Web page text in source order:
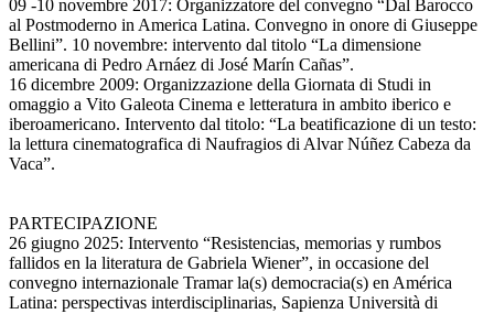
09 -10 novembre 2017: Organizzatore del convegno “Dal Barocco
al Postmoderno in America Latina. Convegno in onore di Giuseppe
Bellini”. 10 novembre: intervento dal titolo “La dimensione
americana di Pedro Arnáez di José Marín Cañas”.
16 dicembre 2009: Organizzazione della Giornata di Studi in
omaggio a Vito Galeota Cinema e letteratura in ambito iberico e
iberoamericano. Intervento dal titolo: “La beatificazione di un testo:
la lettura cinematografica di Naufragios di Alvar Núñez Cabeza da
Vaca”.
PARTECIPAZIONE
26 giugno 2025: Intervento “Resistencias, memorias y rumbos
fallidos en la literatura de Gabriela Wiener”, in occasione del
convegno internazionale Tramar la(s) democracia(s) en América
Latina: perspectivas interdisciplinarias, Sapienza Università di